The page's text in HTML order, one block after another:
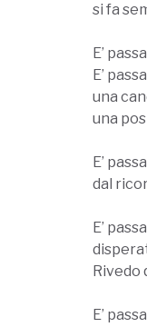
si fa
E’
E’
una
una
E’
dal
E’
Rivedo
E’